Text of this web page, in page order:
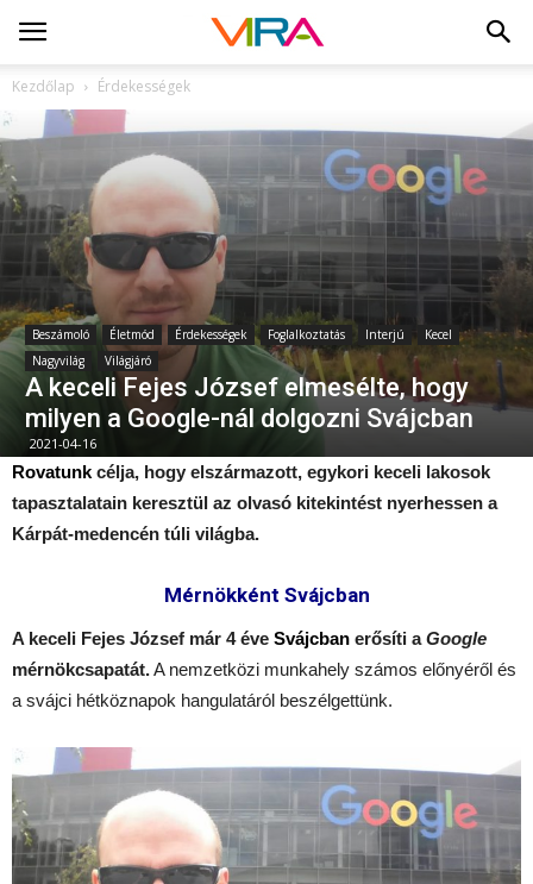
Kezdőlap Érdekességek
Beszámoló Életmód Érdekességek Foglalkoztatás Interjú
Kecel
Nagyvilág
Világjáró
A keceli Fejes József elmesélte, hogy
milyen a Google-nál dolgozni Svájcban
2021-04-16
Rovatunk célja, hogy elszármazott, egykori keceli lakosok
tapasztalatain keresztül az olvasó kitekintést nyerhessen a
Kárpát-medencén túli világba.
Mérnökként Svájcban
A keceli Fejes József már 4 éve Svájcban erősíti aGoogle
mérnökcsapatát.A nemzetközi munkahely számos előnyéről és
a svájci hétköznapok hangulatáról beszélgettünk.